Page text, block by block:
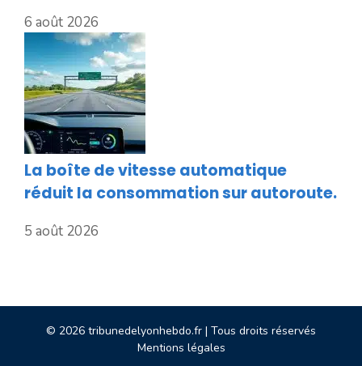
6 août 2026
La boîte de vitesse automatique
réduit la consommation sur autoroute.
5 août 2026
© 2026 tribunedelyonhebdo.fr | Tous droits réservés
Mentions légales